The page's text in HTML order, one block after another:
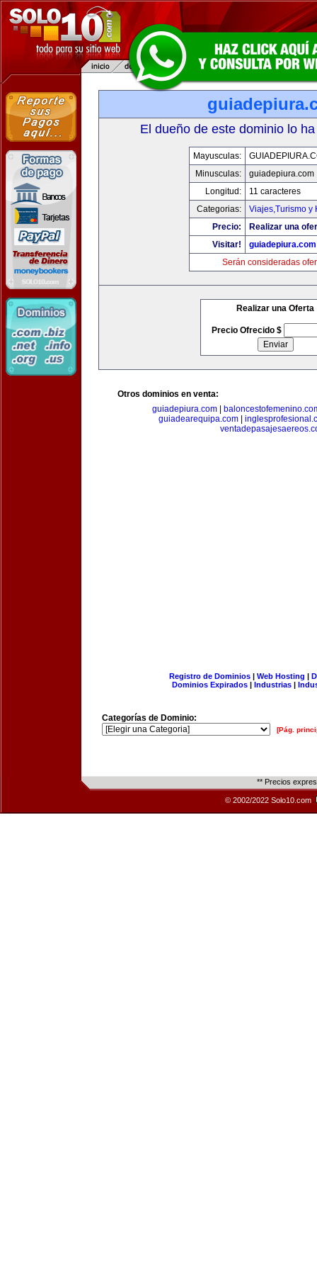
El dueño de este dominio lo
Mayusculas:
Minusculas:
guiadepiura.com
Longitud:
11 caracteres
Categorias:
Viajes,Turismo y
Precio:
Realizar una
Visitar!
guiadepiura.com
Serán consideradas
Realizar una Oferta
Precio Ofrecido $
Otros dominios en venta:
guiadepiura.com|
guiadearequipa.com|
Registro de Dominios| Web Hosting |
Dominios Expirados | Industrias |
Categorías de Dominio:
[Pág.
** Precios
© 2002/2022 Solo10.com